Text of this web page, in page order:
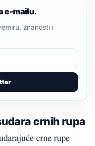
e-mailu.
znanosti i
crnih rupa
crne rupe